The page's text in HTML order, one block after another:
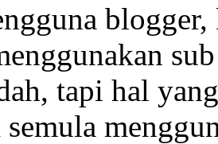
tapi hal